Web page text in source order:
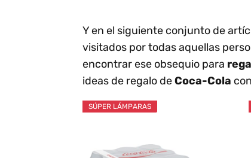
Y en el siguiente conjunto de
visitados por todas aquellas
encontrar ese obsequio para
ideas de regalo deCoca-Cola con
SÚPER LÁMPARAS